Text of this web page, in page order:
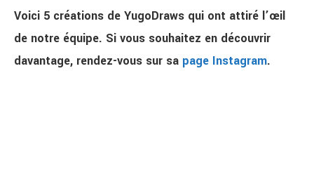
Voici 5 créations de YugoDraws qui ont attiré l’œil
de notre équipe. Si vous souhaitez en découvrir
davantage, rendez-vous sur sa page Instagram.